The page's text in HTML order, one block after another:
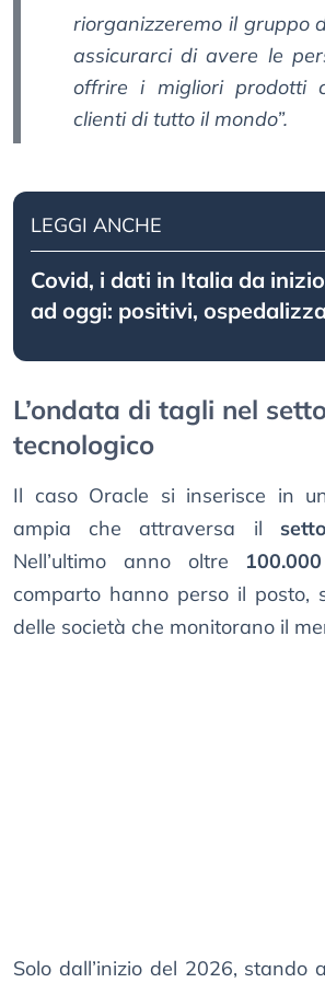
riorganizzeremo il gruppo
assicurarci di avere le
offrire i migliori prodotti
clienti di tutto il mondo”.
LEGGI ANCHE
Covid, i dati in Italia da
ad oggi: positivi,
L’ondata di tagli nel
tecnologico
Il caso Oracle si inserisce in
ampia che attraversa il
Nell’ultimo anno oltre
comparto hanno perso il posto,
delle società che monitorano il
Solo dall’inizio del 2026, stando a